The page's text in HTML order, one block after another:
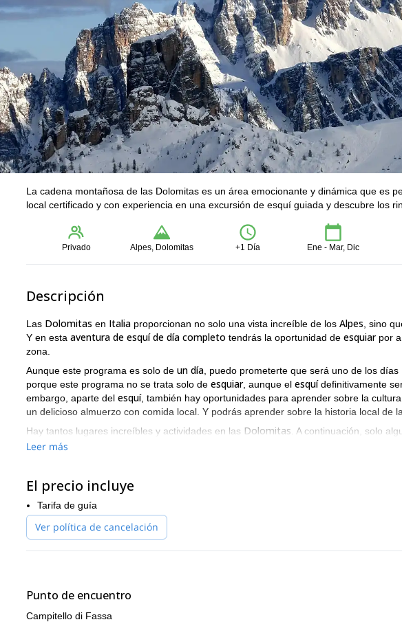
La cadena montañosa de las Dolomitas es un área emocionante y dinámica que es
local certificado y con experiencia en una excursión de esquí guiada y descubre los
Privado Alpes, Dolomitas +1 Día Ene - Mar, Dic
Descripción
Las Dolomitas en Italia proporcionan no solo una vista increíble de los Alpes , sino
Y en esta aventura de esquí de día completo tendrás la oportunidad de esquiarpor
zona.
Aunque este programa es solo de un día , puedo prometerte que será uno de los
porque este programa no se trata solo de esquiar, aunque el esquídefinitivamente
embargo, aparte del esquí, también hay oportunidades para aprender sobre la
un delicioso almuerzo con comida local. Y podrás aprender sobre la historia local de
Hay tantos lugares increíbles y actividades en las Dolomitas . A continuación, solo
Tour de esquí de la Primera Guerra Mundial
Tour de esquí Val Gardena
Tour de esquí Val di Fassa
Cortina d'Ampezzo
Con tanto que ver y tanto que hacer, no es de extrañar por qué las Dolomitas
todo lo que tienen para ofrecer en solo un día, intentaré brindarte la mejor
Leer más
El precio incluye
Tarifa de guía
Ver política de cancelación
Punto de encuentro
Campitello di Fassa